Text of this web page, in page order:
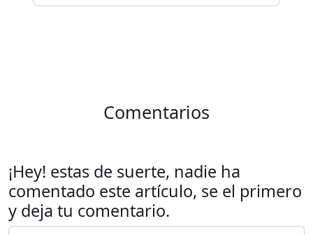
Comentarios
¡Hey! estas de suerte, nadie ha
comentado este artículo, se el primero
y deja tu comentario.